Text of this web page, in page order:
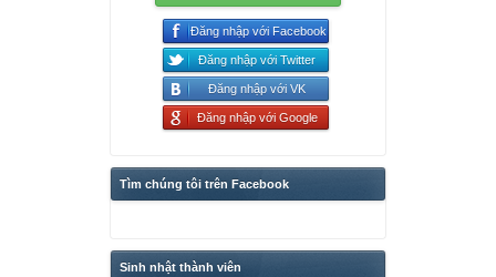
Đăng nhập với Facebook
Đăng nhập với Twitter
Đăng nhập với VK
Đăng nhập với Google
Tìm chúng tôi trên Facebook
Sinh nhật thành viên